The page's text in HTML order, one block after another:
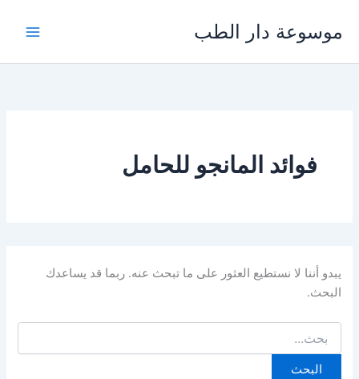
المحتوى
موسوعة دار الطب
فوائد المانجو للحامل
يبدو أننا لا نستطيع العثور على ما تبحث عنه. ربما قد يساعدك
البحث.
عن: